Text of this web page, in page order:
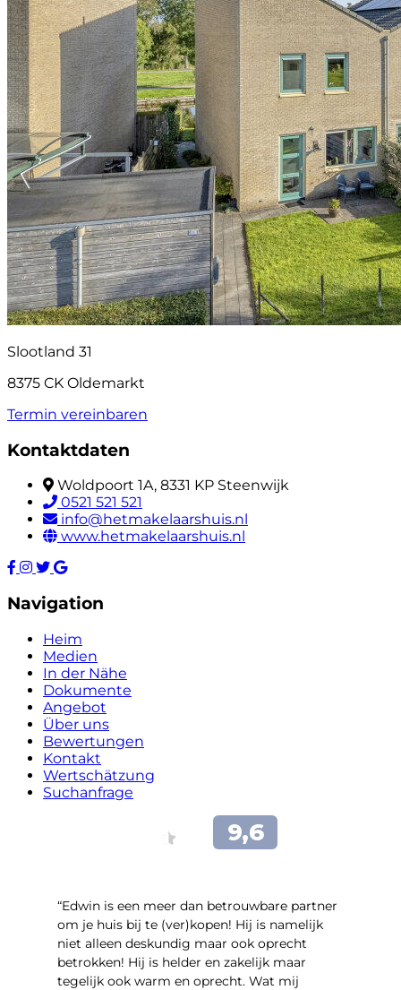
Slootland 31
8375 CK Oldemarkt
Termin vereinbaren
Kontaktdaten
Woldpoort 1A, 8331 KP Steenwijk
0521 521 521
info@hetmakelaarshuis.nl
www.hetmakelaarshuis.nl
Navigation
Heim
Medien
In der Nähe
Dokumente
Angebot
Über uns
Bewertungen
Kontakt
Wertschätzung
Suchanfrage
“Edwin is een meer dan betrouwbare partner
om je huis bij te (ver)kopen! Hij is namelijk
niet alleen deskundig maar ook oprecht
betrokken! Hij is helder en zakelijk maar
tegelijk ook warm en oprecht. Wat mij